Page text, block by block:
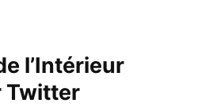
l’Intérieur
Twitter